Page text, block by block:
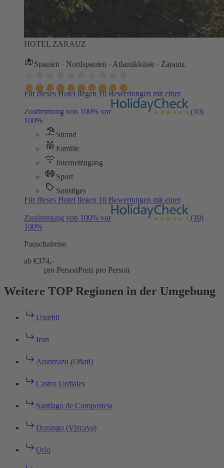
HOTEL ZARAUZ
Spanien - Nordspanien - Atlantikküste - Zarautz
Für dieses Hotel liegen 10 Bewertungen mit einer
Zustimmung von 100% vor
(10)
100%
Strand
Familie
Internetzugang
Sport
Sonstiges
Für dieses Hotel liegen 10 Bewertungen mit einer
Zustimmung von 100% vor
(10)
100%
Pauschalreise
ab €374,-
pro PersonPreis pro Person
Weitere TOP Regionen in der Umgebung
Usurbil
Irun
Arantzazu (Oñati)
Castro Urdiales
Santiago de Compostela
Durango (Vizcaya)
Orio